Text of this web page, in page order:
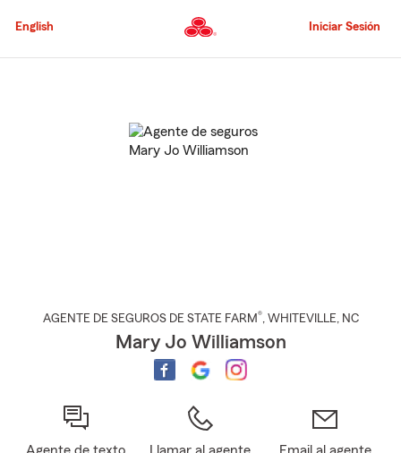
al
principal
English Iniciar Sesión
AGENTE DE SEGUROS DE STATE FARM®, WHITEVILLE, NC
Mary Jo Williamson